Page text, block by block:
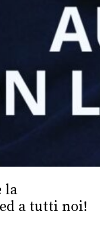
la
a tutti noi!